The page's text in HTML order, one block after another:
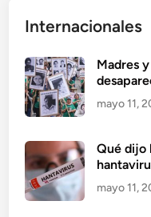
Internacionales
Madres
mayo 11,
Qué dijo
mayo 11,